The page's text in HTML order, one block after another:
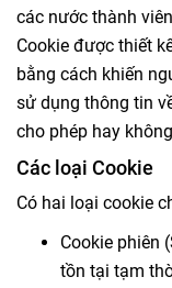
các nước thành
Cookie được thiết
bằng cách khiến
sử dụng thông tin
cho phép hay
Các loại Cookie
Có hai loại cookie
Cookie phiên
tồn tại tạm